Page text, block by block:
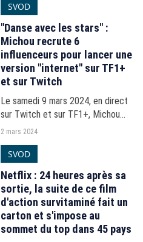
SVOD
"Danse avec les stars" :
Michou recrute 6
influenceurs pour lancer une
version "internet" sur TF1+
et sur Twitch
Le samedi 9 mars 2024, en direct
sur Twitch et sur TF1+, Michou
lancera "Danse avec les stars
2 mars 2024
SVOD
Netflix : 24 heures après sa
sortie, la suite de ce film
d'action survitaminé fait un
carton et s'impose au
sommet du top dans 45 pays